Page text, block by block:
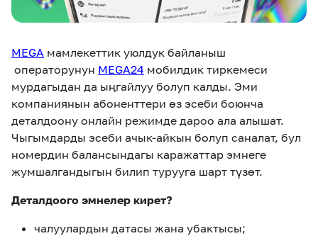
Чалуулар жана
SMS
Номерди тандоо SIM жеткирүү
Өнөктөштөргө
Офис картасы
жана каптоо
MegaTV MegaPay
MEGA мамлекеттик уюлдук байланыш
операторунун MEGA24 мобилдик тиркемеси
мурдагыдан да ыңгайлуу болуп калды. Эми
компаниянын абоненттери өз эсеби боюнча
деталдоону онлайн режимде дароо ала алышат.
Чыгымдарды эсеби ачык-айкын болуп саналат, бул
номердин балансындагы каражаттар эмнеге
жумшалгандыгын билип турууга шарт түзөт.
Деталдоого эмнелер кирет?
чалуулардын датасы жана убактысы;